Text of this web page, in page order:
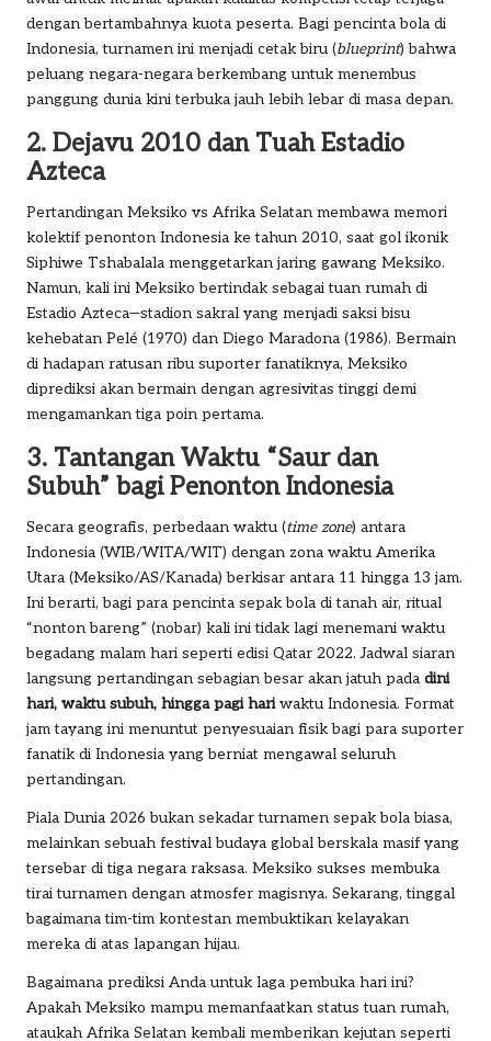
dengan bertambahnya kuota peserta. Bagi pencinta bola di
Indonesia, turnamen ini menjadi cetak biru (blueprint) bahwa
peluang negara-negara berkembang untuk menembus
panggung dunia kini terbuka jauh lebih lebar di masa depan.
2. Dejavu 2010 dan Tuah Estadio
Azteca
Pertandingan Meksiko vs Afrika Selatan membawa memori
kolektif penonton Indonesia ke tahun 2010, saat gol ikonik
Siphiwe Tshabalala menggetarkan jaring gawang Meksiko.
Namun, kali ini Meksiko bertindak sebagai tuan rumah di
Estadio Azteca—stadion sakral yang menjadi saksi bisu
kehebatan Pelé (1970) dan Diego Maradona (1986). Bermain
di hadapan ratusan ribu suporter fanatiknya, Meksiko
diprediksi akan bermain dengan agresivitas tinggi demi
mengamankan tiga poin pertama.
3. Tantangan Waktu “Saur dan
Subuh” bagi Penonton Indonesia
Secara geografis, perbedaan waktu (time zone) antara
Indonesia (WIB/WITA/WIT) dengan zona waktu Amerika
Utara (Meksiko/AS/Kanada) berkisar antara 11 hingga 13 jam.
Ini berarti, bagi para pencinta sepak bola di tanah air, ritual
“nonton bareng” (nobar) kali ini tidak lagi menemani waktu
begadang malam hari seperti edisi Qatar 2022. Jadwal siaran
langsung pertandingan sebagian besar akan jatuh pada dini
hari, waktu subuh, hingga pagi hariwaktu Indonesia. Format
jam tayang ini menuntut penyesuaian fisik bagi para suporter
fanatik di Indonesia yang berniat mengawal seluruh
pertandingan.
Piala Dunia 2026 bukan sekadar turnamen sepak bola biasa,
melainkan sebuah festival budaya global berskala masif yang
tersebar di tiga negara raksasa. Meksiko sukses membuka
tirai turnamen dengan atmosfer magisnya. Sekarang, tinggal
bagaimana tim-tim kontestan membuktikan kelayakan
mereka di atas lapangan hijau.
Bagaimana prediksi Anda untuk laga pembuka hari ini?
Apakah Meksiko mampu memanfaatkan status tuan rumah,
ataukah Afrika Selatan kembali memberikan kejutan seperti